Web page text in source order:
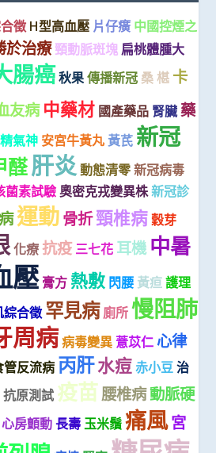
徵 H型高血壓 片仔癀 中國控煙之
於治療 頸動脈斑塊 扁桃體腫大
腸癌秋果傳播新冠 桑 椹 卡
友病 中藥材 國產藥品 腎臟藥
精氣神 安宮牛黃丸 黃芪 新冠
醛肝炎 動態清零新冠病毒
菌素試驗 奧密克戎變異株新冠診
運動骨折頸椎病 穀芽
化療 抗疫 三七花 耳機 中暑
壓 膏方 熱敷 閃腰 黃疸 護理
綜合徵 罕見病 廁所 慢阻肺
周病 病毒變異 薏苡仁 心律
管反流病 丙肝水痘 赤小豆 治
抗原測試 疫苗腰椎病動脈硬
心房顫動 長壽 玉米鬚 痛風宮